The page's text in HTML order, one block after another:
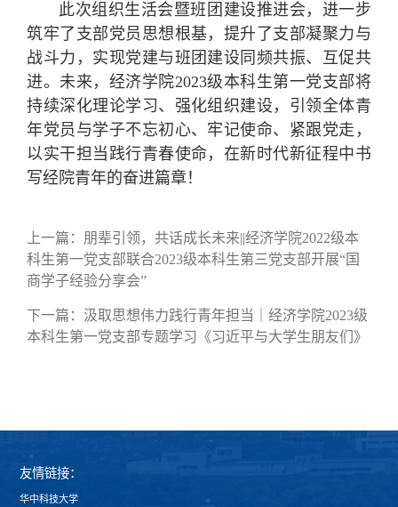
此次组织生活会暨班团建设推进会，进一步
筑牢了支部党员思想根基，提升了支部凝聚力与
战斗力，实现党建与班团建设同频共振、互促共
进。未来，经济学院2023级本科生第一党支部将
持续深化理论学习、强化组织建设，引领全体青
年党员与学子不忘初心、牢记使命、紧跟党走，
以实干担当践行青春使命，在新时代新征程中书
写经院青年的奋进篇章！
上一篇： 朋辈引领，共话成长未来||经济学院2022级本
科生第一党支部联合2023级本科生第三党支部开展“国
商学子经验分享会”
下一篇： 汲取思想伟力践行青年担当｜经济学院2023级
本科生第一党支部专题学习《习近平与大学生朋友们》
友情链接：
华中科技大学